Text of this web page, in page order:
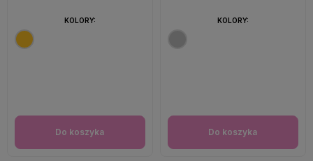
Do koszyka
KOLORY:
Do koszyka
KOLORY: